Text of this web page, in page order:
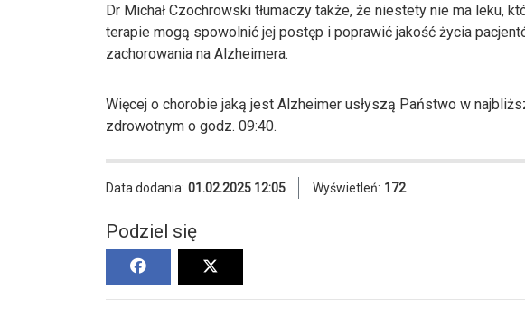
Dr Michał Czochrowski tłumaczy także, że niestety nie ma leku,
terapie mogą spowolnić jej postęp i poprawić jakość życia
zachorowania na Alzheimera.
Więcej o chorobie jaką jest Alzheimer usłyszą Państwo w
zdrowotnym o godz. 09:40.
Data dodania: 01.02.2025 12:05 Wyświetleń: 172
Podziel się